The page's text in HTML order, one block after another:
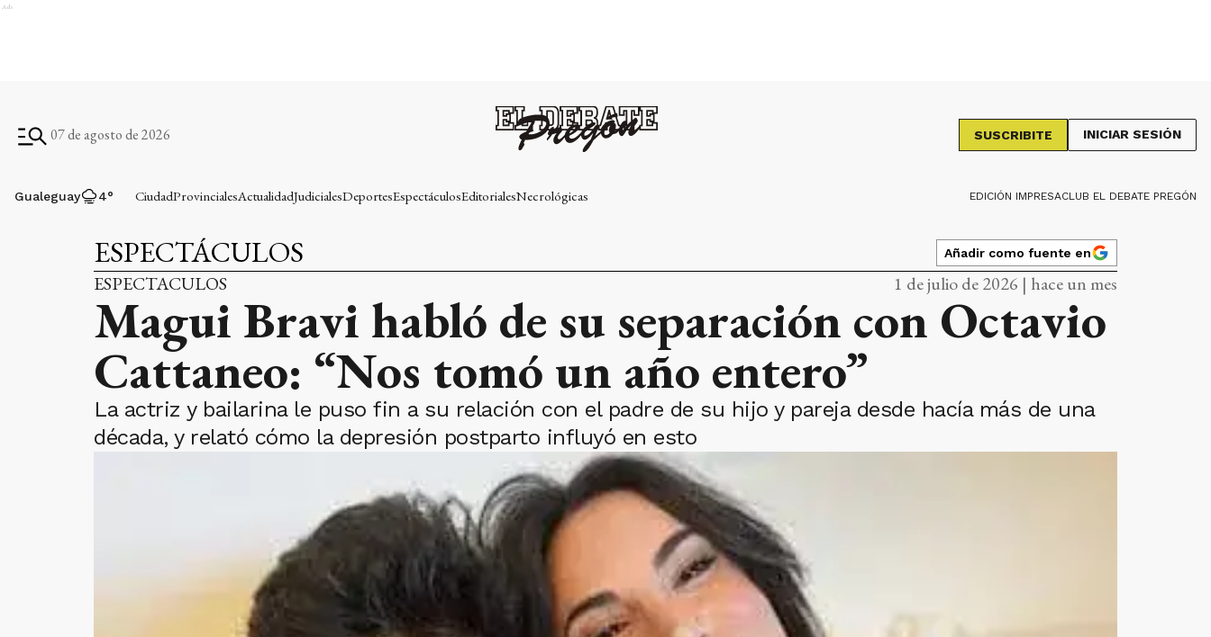
Ads
07 de agosto de 2026 SUSCRIBITE INICIAR SESIÓN
Gualeguay 4° CiudadProvincialesActualidadJudicialesDeportesEspectáculosEditorialesNecrológicas EDICIÓN IMPRESACLUB EL DEBATE PREGÓN
ESPECTÁCULOS Añadir como fuente en
ESPECTACULOS 1 de julio de 2026 | hace un mes
Magui Bravi habló de su separación con Octavio
Cattaneo: “Nos tomó un año entero”
La actriz y bailarina le puso fin a su relación con el padre de su hijo y pareja desde hacía más de una
década, y relató cómo la depresión postparto influyó en esto